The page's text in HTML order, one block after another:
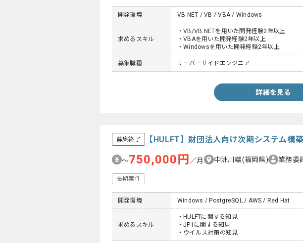
開発環境 VB.NET / VB / VBA / Windows
求めるスキル
・VB/VB.NETを用いた開発経験2年以上
・VBAを用いた開発経験2年以上
・Windowsを用いた開発経験2年以上
募集職種 サーバーサイドエンジニア
詳細を見る
募集終了 【HULFT】財団法人向け次期システム構
〜750,000円 ／月 中洲川端(福岡県) 業務委
長期案件
開発環境 Windows / PostgreSQL / AWS / Red Hat
求めるスキル
・HULFTに関する知見
・JP1に関する知見
・ウイルス対策の知見